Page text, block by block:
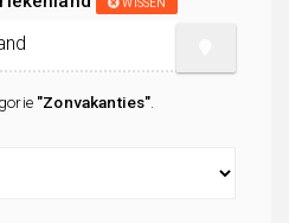
"Zonvakanties"